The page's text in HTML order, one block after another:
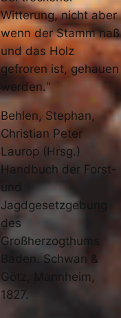
Witterung, nicht aber
wenn der Stamm naß
und das Holz
gefroren ist, gehauen
werden.“
Behlen, Stephan,
Christian Peter
Laurop (Hrsg.)
Handbuch der Forst-
und
Jagdgesetzgebung
des
Großherzogthums
Baden. Schwan &
Götz, Mannheim,
1827.